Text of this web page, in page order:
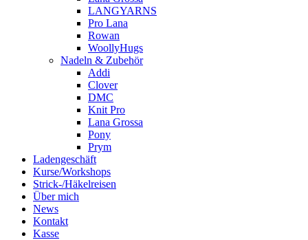
LANGYARNS
Pro Lana
Rowan
WoollyHugs
Nadeln & Zubehör
Addi
Clover
DMC
Knit Pro
Lana Grossa
Pony
Prym
Ladengeschäft
Kurse/Workshops
Strick-/Häkelreisen
Über mich
News
Kontakt
Kasse